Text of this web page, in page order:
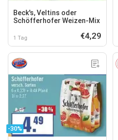
Beck's, Veltins oder
Schöfferhofer Weizen-Mix
1 Tag €4,29
-30%